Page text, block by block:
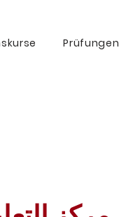
Prüfungen